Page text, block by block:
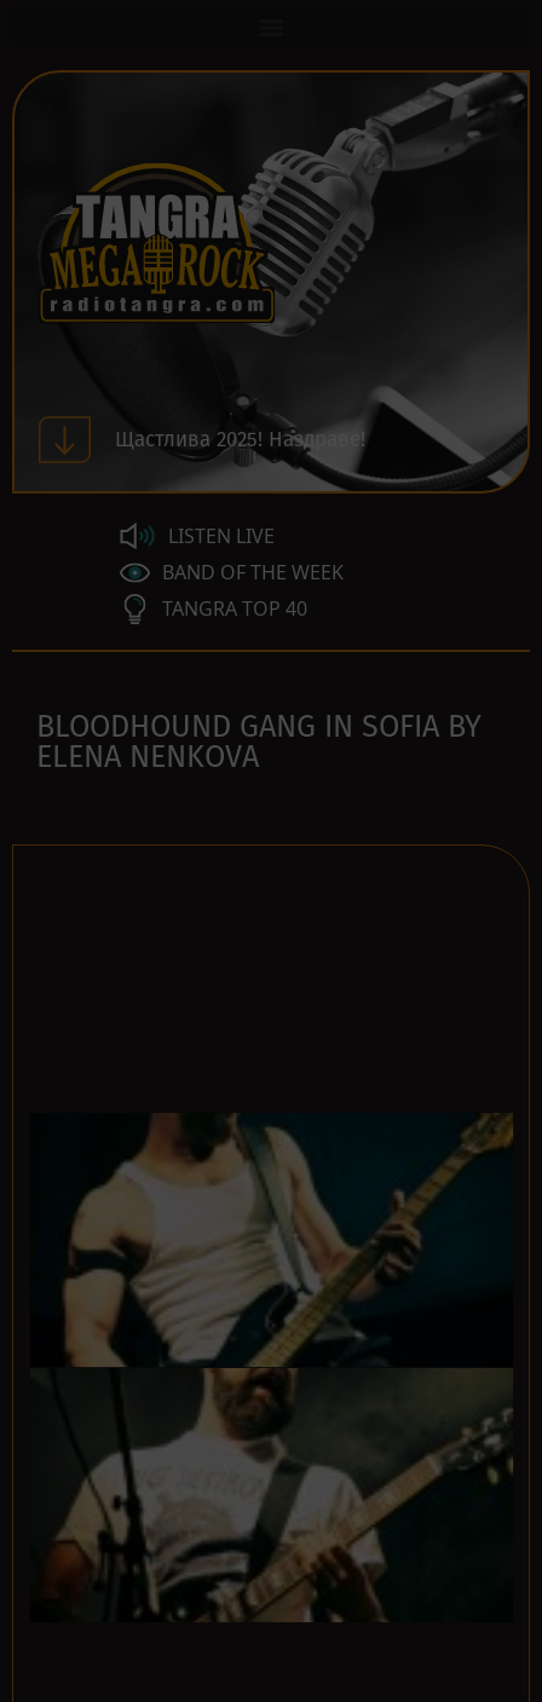
Щастлива 2025! Наздраве!
LISTEN LIVE
BAND OF THE WEEK
TANGRA TOP 40
BLOODHOUND GANG IN SOFIA BY
ELENA NENKOVA